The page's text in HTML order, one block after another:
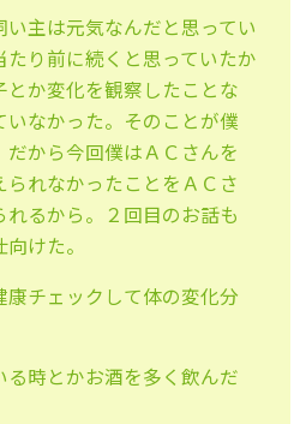
い主は元気なんだと思ってい
り前に続くと思っていたか
とか変化を観察したことな
なかった。そのことが僕
から今回僕はＡＣさんを
れなかったことをＡＣさ
るから。２回目のお話も
けた。
康チェックして体の変化分
る時とかお酒を多く飲んだ